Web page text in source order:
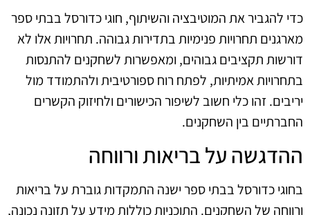
כדי להגביר את המוטיבציה והשיתוף, חוגי כדורסל בבתי ספר
מארגנים תחרויות פנימיות בתדירות גבוהה. תחרויות אלו לא
דורשות תקציבים גבוהים, ומאפשרות לשחקנים להתנסות
בתחרויות אמיתיות, לפתח רוח ספורטיבית ולהתמודד מול
יריבים. זהו כלי חשוב לשיפור הכישורים ולחיזוק הקשרים
החברתיים בין השחקנים.
ההדגשה על בריאות ורווחה
בחוגי כדורסל בבתי ספר ישנה התמקדות גוברת על בריאות
ורווחה של השחקנים. התוכניות כוללות מידע על תזונה נכונה,